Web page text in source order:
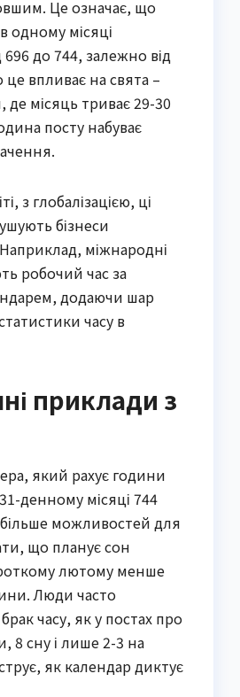
Це означає, що
одному місяці
696 до 744, залежно від
впливає на свята –
де місяць триває 29-30
посту набуває
з глобалізацією, ці
бізнеси
міжнародні
робочий час за
додаючи шар
часу в
приклади з
який рахує години
денному місяці 744
можливостей для
що планує сон
лютому менше
Люди часто
часу, як у постах про
8 сну і лише 2-3 на
як календар диктує